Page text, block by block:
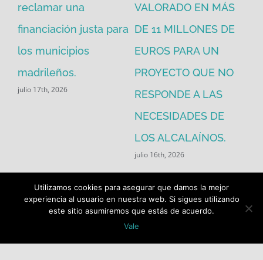
reclamar una
financiación justa para
los municipios
madrileños.
julio 17th, 2026
VALORADO EN MÁS
DE 11 MILLONES DE
EUROS PARA UN
PROYECTO QUE NO
RESPONDE A LAS
NECESIDADES DE
LOS ALCALAÍNOS.
julio 16th, 2026
Utilizamos cookies para asegurar que damos la mejor
experiencia al usuario en nuestra web. Si sigues utilizando
este sitio asumiremos que estás de acuerdo.
Vale